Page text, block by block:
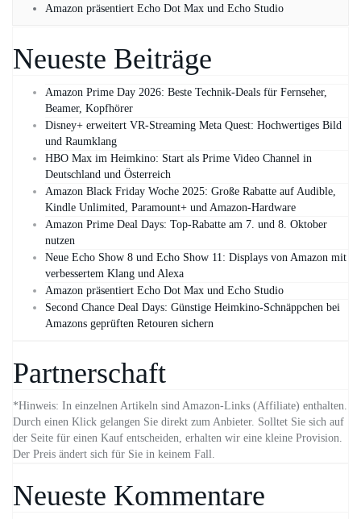
Amazon präsentiert Echo Dot Max und Echo Studio
Neueste Beiträge
Amazon Prime Day 2026: Beste Technik-Deals für Fernseher,
Beamer, Kopfhörer
Disney+ erweitert VR‑Streaming Meta Quest: Hochwertiges Bild
und Raumklang
HBO Max im Heimkino: Start als Prime Video Channel in
Deutschland und Österreich
Amazon Black Friday Woche 2025: Große Rabatte auf Audible,
Kindle Unlimited, Paramount+ und Amazon‑Hardware
Amazon Prime Deal Days: Top-Rabatte am 7. und 8. Oktober
nutzen
Neue Echo Show 8 und Echo Show 11: Displays von Amazon mit
verbessertem Klang und Alexa
Amazon präsentiert Echo Dot Max und Echo Studio
Second Chance Deal Days: Günstige Heimkino-Schnäppchen bei
Amazons geprüften Retouren sichern
Partnerschaft
*Hinweis: In einzelnen Artikeln sind Amazon-Links (Affiliate) enthalten.
Durch einen Klick gelangen Sie direkt zum Anbieter. Solltet Sie sich auf
der Seite für einen Kauf entscheiden, erhalten wir eine kleine Provision.
Der Preis ändert sich für Sie in keinem Fall.
Neueste Kommentare